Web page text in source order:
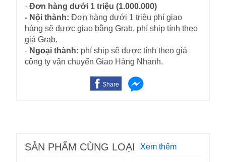
· Đơn hàng dưới 1 triệu (1.000.000)
- Nội thành: Đơn hàng dưới 1 triệu phí giao
hàng sẽ được giao bằng Grab, phí ship tính theo
giá Grab.
- Ngoại thành: phí ship sẽ được tính theo giá
công ty vận chuyển Giao Hàng Nhanh.
Share
SẢN PHẨM CÙNG LOẠI Xem thêm